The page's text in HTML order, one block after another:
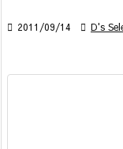
 2011/09/14  D's